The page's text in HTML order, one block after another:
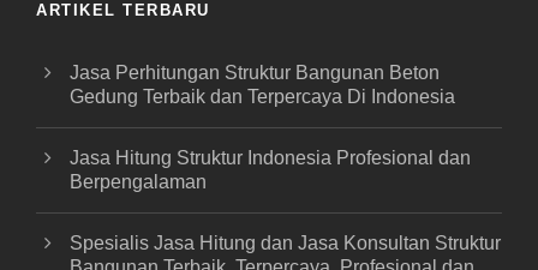
ARTIKEL TERBARU
Jasa Perhitungan Struktur Bangunan Beton
Gedung Terbaik dan Terpercaya Di Indonesia
Jasa Hitung Struktur Indonesia Profesional dan
Berpengalaman
Spesialis Jasa Hitung dan Jasa Konsultan Struktur